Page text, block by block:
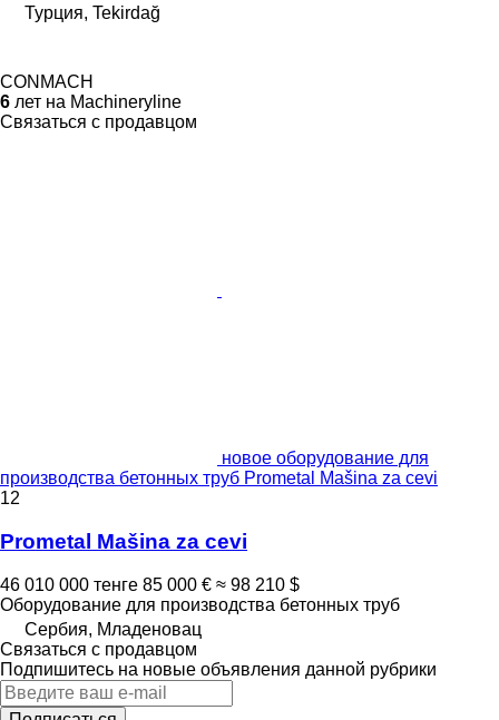
Турция, Tekirdağ
CONMACH
6 лет на Machineryline
Связаться с продавцом
новое оборудование для
производства бетонных труб Prometal Mašina za cevi
12
Prometal Mašina za cevi
46 010 000 тенге 85 000 € ≈ 98 210 $
Оборудование для производства бетонных труб
Сербия, Младеновац
Связаться с продавцом
Подпишитесь на новые объявления данной рубрики